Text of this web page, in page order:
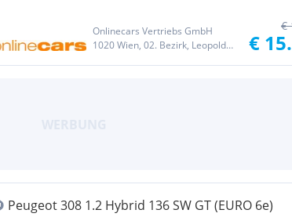
Onlinecars Vertriebs GmbH
1020 Wien, 02. Bezirk, Leopoldstadt
€
€
Peugeot 308 1.2 Hybrid 136 SW GT (EURO 6e)